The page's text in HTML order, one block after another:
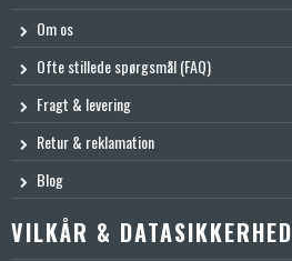
Om os
Ofte stillede spørgsmål (FAQ)
Fragt & levering
Retur & reklamation
Blog
VILKÅR & DATASIKKERHED